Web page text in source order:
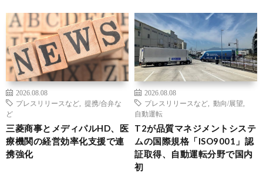
2026.08.08
プレスリリースなど
提携/合弁な
ど
三菱商事とメディパルHD、医
療機関の経営効率化支援で連
携強化
2026.08.08
プレスリリースなど
動向/展望
自動運転
T2が品質マネジメントシステ
ムの国際規格「ISO9001」認
証取得、自動運転分野で国内
初